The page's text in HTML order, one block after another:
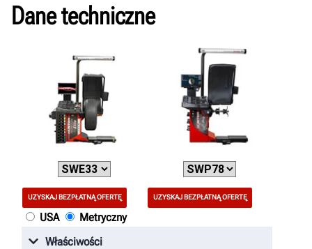
Dane techniczne
UZYSKAJ BEZPŁATNĄ OFERTĘ UZYSKAJ BEZPŁATNĄ OFERTĘ
USA
Metryczny
Właściwości